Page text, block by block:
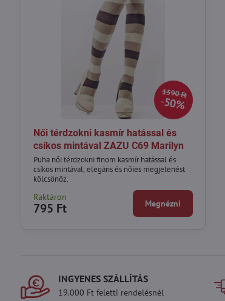
1590 Ft
50%
Női térdzokni kasmír hatással és
csíkos mintával ZAZU C69 Marilyn
Puha női térdzokni finom kasmír hatással és
csíkos mintával, elegáns és nőies megjelenést
kölcsönöz.
Raktáron
795 Ft Megnézni
INGYENES SZÁLLÍTÁS
19.000 Ft feletti rendelésnél